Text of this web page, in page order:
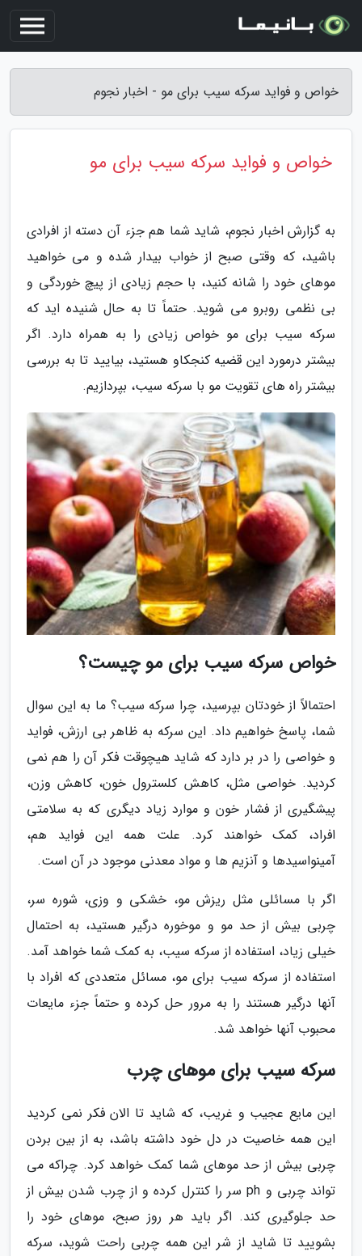
خواص و فواید سرکه سیب برای مو - اخبار نجوم
خواص و فواید سرکه سیب برای مو
به گزارش اخبار نجوم، شاید شما هم جزء آن دسته از افرادی
باشید، که وقتی صبح از خواب بیدار شده و می خواهید
موهای خود را شانه کنید، با حجم زیادی از پیچ خوردگی و
بی نظمی روبرو می شوید. حتماً تا به حال شنیده اید که
سرکه سیب برای مو خواص زیادی را به همراه دارد. اگر
بیشتر درمورد این قضیه کنجکاو هستید، بیایید تا به بررسی
بیشتر راه های تقویت مو با سرکه سیب، بپردازیم.
خواص سرکه سیب برای مو چیست؟
احتمالاً از خودتان بپرسید، چرا سرکه سیب؟ ما به این سوال
شما، پاسخ خواهیم داد. این سرکه به ظاهر بی ارزش، فواید
و خواصی را در بر دارد که شاید هیچوقت فکر آن را هم نمی
کردید. خواصی مثل، کاهش کلسترول خون، کاهش وزن،
پیشگیری از فشار خون و موارد زیاد دیگری که به سلامتی
افراد، کمک خواهند کرد. علت همه این فواید هم،
آمینواسیدها و آنزیم ها و مواد معدنی موجود در آن است.
اگر با مسائلی مثل ریزش مو، خشکی و وزی، شوره سر،
چربی بیش از حد مو و موخوره درگیر هستید، به احتمال
خیلی زیاد، استفاده از سرکه سیب، به کمک شما خواهد آمد.
استفاده از سرکه سیب برای مو، مسائل متعددی که افراد با
آنها درگیر هستند را به مرور حل کرده و حتماً جزء مایعات
محبوب آنها خواهد شد.
سرکه سیب برای موهای چرب
این مایع عجیب و غریب، که شاید تا الان فکر نمی کردید
این همه خاصیت در دل خود داشته باشد، به از بین بردن
چربی بیش از حد موهای شما کمک خواهد کرد. چراکه می
تواند چربی و ph سر را کنترل کرده و از چرب شدن بیش از
حد جلوگیری کند. اگر باید هر روز صبح، موهای خود را
بشویید تا شاید از شر این همه چربی راحت شوید، سرکه